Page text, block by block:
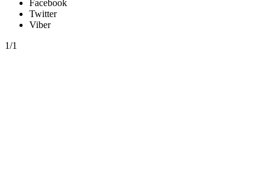
Facebook
Twitter
Viber
1/1